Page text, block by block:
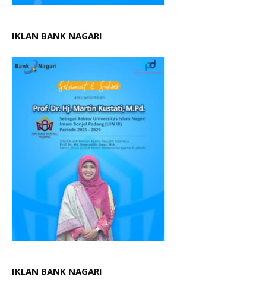
IKLAN BANK NAGARI
IKLAN BANK NAGARI